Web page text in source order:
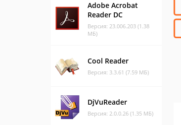
Adobe Acrobat
Reader DC
Версия: 23.006.203 (1.38
МБ)
Cool Reader
Версия: 3.3.61 (7.59 МБ)
DjVuReader
Версия: 2.0.0.26 (1.35 МБ)